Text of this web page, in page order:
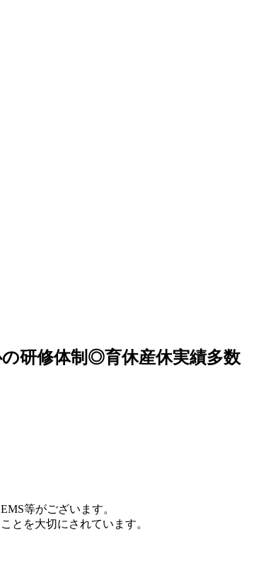
研修体制◎育休産休実績多数
等がございます。
とを大切にされています。